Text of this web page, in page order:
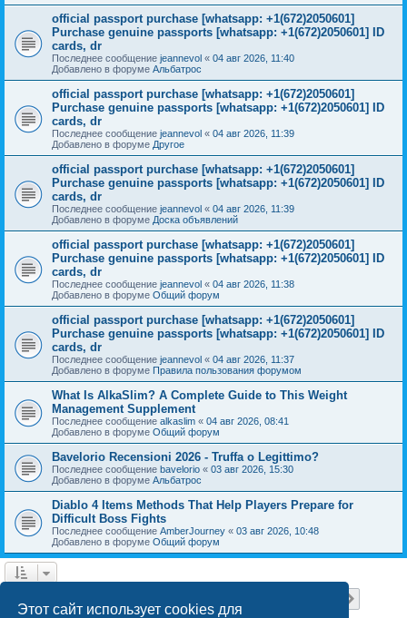
Этот сайт использует cookies для
official passport purchase [whatsapp: +1(672)2050601]
Purchase genuine passports [whatsapp: +1(672)2050601] ID
cards, dr
Последнее сообщение jeannevol « 04 авг 2026, 11:40
Добавлено в форуме Альбатрос
official passport purchase [whatsapp: +1(672)2050601]
Purchase genuine passports [whatsapp: +1(672)2050601] ID
cards, dr
Последнее сообщение jeannevol « 04 авг 2026, 11:39
Добавлено в форуме Другое
official passport purchase [whatsapp: +1(672)2050601]
Purchase genuine passports [whatsapp: +1(672)2050601] ID
cards, dr
Последнее сообщение jeannevol « 04 авг 2026, 11:39
Добавлено в форуме Доска объявлений
official passport purchase [whatsapp: +1(672)2050601]
Purchase genuine passports [whatsapp: +1(672)2050601] ID
cards, dr
Последнее сообщение jeannevol « 04 авг 2026, 11:38
Добавлено в форуме Общий форум
official passport purchase [whatsapp: +1(672)2050601]
Purchase genuine passports [whatsapp: +1(672)2050601] ID
cards, dr
Последнее сообщение jeannevol « 04 авг 2026, 11:37
Добавлено в форуме Правила пользования форумом
What Is AlkaSlim? A Complete Guide to This Weight
Management Supplement
Последнее сообщение alkaslim « 04 авг 2026, 08:41
Добавлено в форуме Общий форум
Bavelorio Recensioni 2026 - Truffa o Legittimo?
Последнее сообщение bavelorio « 03 авг 2026, 15:30
Добавлено в форуме Альбатрос
Diablo 4 Items Methods That Help Players Prepare for
Difficult Boss Fights
Последнее сообщение AmberJourney « 03 авг 2026, 10:48
Добавлено в форуме Общий форум